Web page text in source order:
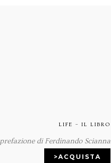
LIFE – IL LIBRO
prefazione di Ferdinando Scianna
>ACQUISTA